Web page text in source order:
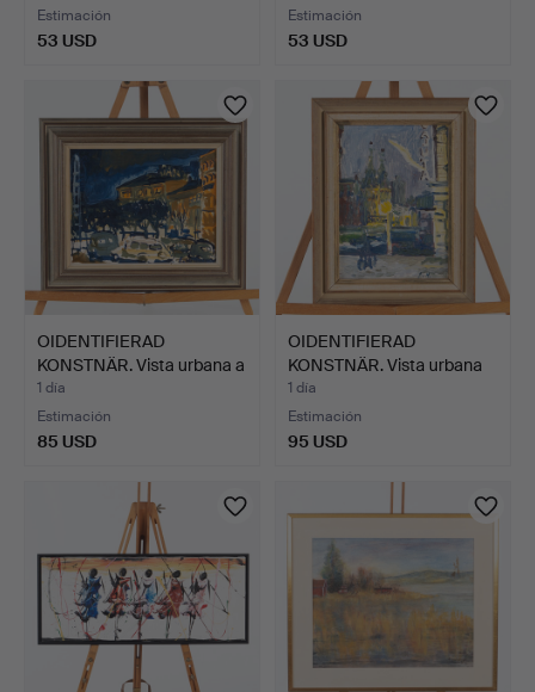
Estimación
53 USD
Estimación
53 USD
OIDENTIFIERAD
KONSTNÄR. Vista urbana a
la …
1 día
Estimación
85 USD
OIDENTIFIERAD
KONSTNÄR. Vista urbana
con t…
1 día
Estimación
95 USD